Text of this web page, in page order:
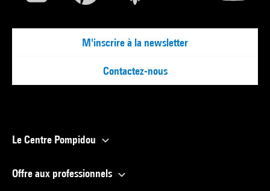
M'inscrire à la newsletter
Contactez-nous
Le Centre Pompidou
Offre aux professionnels